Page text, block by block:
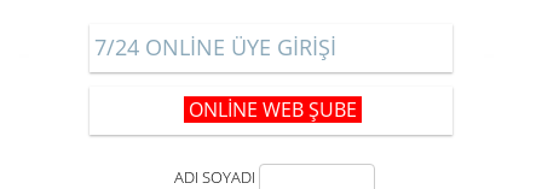
7/24 ONLİNE ÜYE GİRİŞİ
ONLİNE WEB ŞUBE
ADI SOYADI